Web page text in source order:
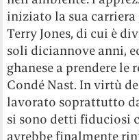
iniziato la sua carriera
Terry Jones, di cui è
soli diciannove anni,
ghanese a prendere
Condé Nast. In virtù
lavorato soprattutto
si sono detti fiduciosi
avrebbe finalmente